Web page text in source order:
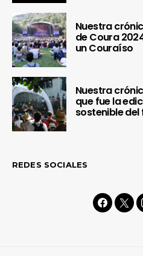
Nuestra
de Coura
un Couraíso
Nuestra
que fue la
sostenible
REDES SOCIALES